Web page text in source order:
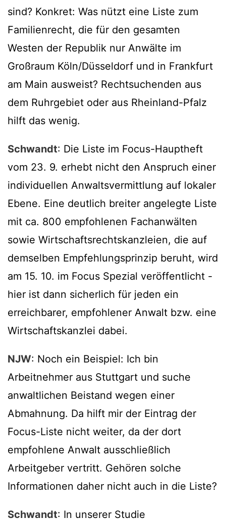
sind? Konkret: Was nützt eine Liste zum
Familienrecht, die für den gesamten
Westen der Republik nur Anwälte im
Großraum Köln/Düsseldorf und in Frankfurt
am Main ausweist? Rechtsuchenden aus
dem Ruhrgebiet oder aus Rheinland-Pfalz
hilft das wenig.
Schwandt: Die Liste im Focus-Hauptheft
vom 23. 9. erhebt nicht den Anspruch einer
individuellen Anwaltsvermittlung auf lokaler
Ebene. Eine deutlich breiter angelegte Liste
mit ca. 800 empfohlenen Fachanwälten
sowie Wirtschaftsrechtskanzleien, die auf
demselben Empfehlungsprinzip beruht, wird
am 15. 10. im Focus Spezial veröffentlicht -
hier ist dann sicherlich für jeden ein
erreichbarer, empfohlener Anwalt bzw. eine
Wirtschaftskanzlei dabei.
NJW: Noch ein Beispiel: Ich bin
Arbeitnehmer aus Stuttgart und suche
anwaltlichen Beistand wegen einer
Abmahnung. Da hilft mir der Eintrag der
Focus-Liste nicht weiter, da der dort
empfohlene Anwalt ausschließlich
Arbeitgeber vertritt. Gehören solche
Informationen daher nicht auch in die Liste?
Schwandt: In unserer Studie